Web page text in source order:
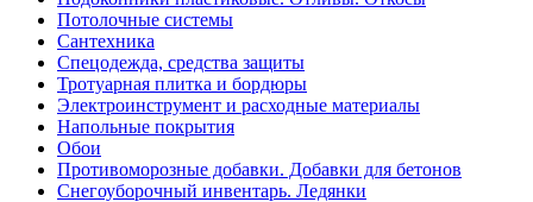
Потолочные системы
Сантехника
Спецодежда, средства защиты
Тротуарная плитка и бордюры
Электроинструмент и расходные материалы
Напольные покрытия
Обои
Противоморозные добавки. Добавки для бетонов
Снегоуборочный инвентарь. Ледянки